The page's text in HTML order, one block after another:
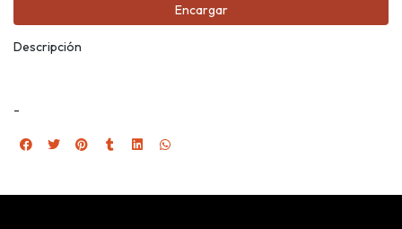
Encargar
Descripción
-